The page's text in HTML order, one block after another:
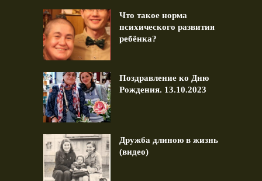
Что такое норма
психического развития
ребёнка?
Поздравление ко Дню
Рождения. 13.10.2023
Дружба длиною в жизнь
(видео)